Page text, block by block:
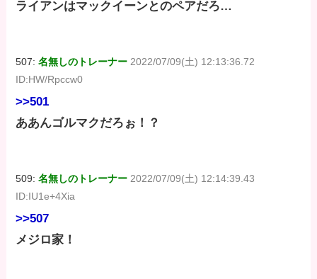
ライアンはマックイーンとのペアだろ…
507:名無しのトレーナー 2022/07/09(土) 12:13:36.72
ID:HW/Rpccw0
>>501
ああんゴルマクだろぉ！？
509:名無しのトレーナー 2022/07/09(土) 12:14:39.43
ID:IU1e+4Xia
>>507
メジロ家！